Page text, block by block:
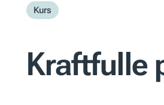
Kurs
Kraftfulle